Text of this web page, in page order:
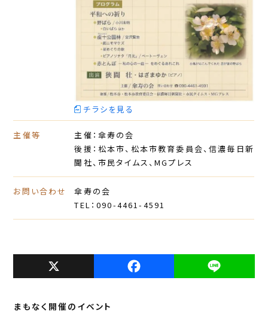
チラシを見る
主催等
主催：傘寿の会
後援：松本市、松本市教育委員会、信濃毎日新
聞社、市民タイムス、MGプレス
お問い合わせ
傘寿の会
TEL：090-4461-4591
X
F
a
L
i
まもなく開催のイベント